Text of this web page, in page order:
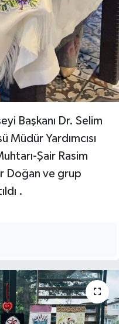
Başkanı Dr. Selim
Müdür Yardımcısı
Şair Rasim
Doğan ve grup
.